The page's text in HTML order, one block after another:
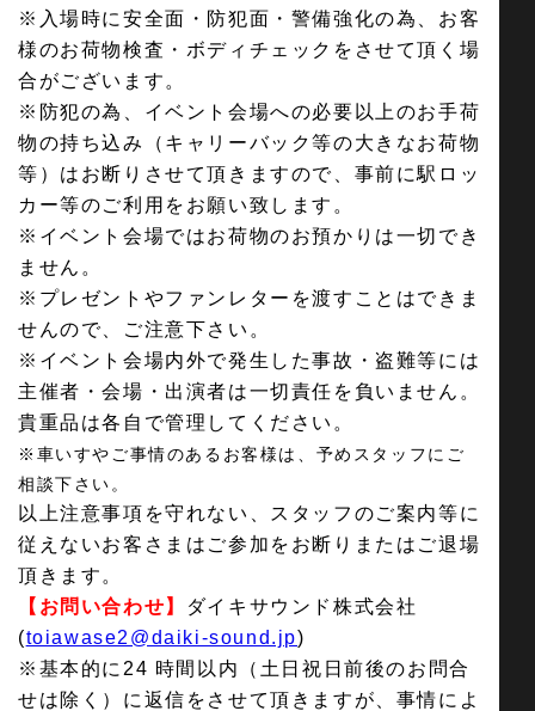
※入場時に安全面・防犯面・警備強化の為、お客
様のお荷物検査・ボディチェックをさせて頂く場
合がございます。
※防犯の為、イベント会場への必要以上のお手荷
物の持ち込み（キャリーバック等の大きなお荷物
等）はお断りさせて頂きますので、事前に駅ロッ
カー等のご利用をお願い致します。
※イベント会場ではお荷物のお預かりは一切でき
ません。
※プレゼントやファンレターを渡すことはできま
せんので、ご注意下さい。
※イベント会場内外で発生した事故・盗難等には
主催者・会場・出演者は一切責任を負いません。
貴重品は各自で管理してください。
※車いすやご事情のあるお客様は、予めスタッフにご
相談下さい。
以上注意事項を守れない、スタッフのご案内等に
従えないお客さまはご参加をお断りまたはご退場
頂きます。
【お問い合わせ】
ダイキサウンド株式会社
(toiawase2@daiki-sound.jp)
※基本的に24 時間以内（土日祝日前後のお問合
せは除く）に返信をさせて頂きますが、事情によ